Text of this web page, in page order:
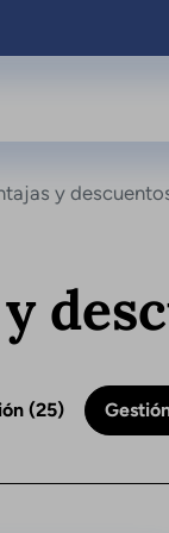
y
(25)